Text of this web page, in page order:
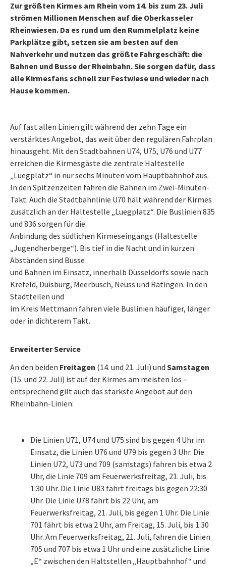
Zur größten Kirmes am Rhein vom 14. bis zum 23. Juli
strömen Millionen Menschen auf die Oberkasseler
Rheinwiesen. Da es rund um den Rummelplatz keine
Parkplätze gibt, setzen sie am besten auf den
Nahverkehr und nutzen das größte Fahrgeschäft: die
Bahnen und Busse der Rheinbahn. Sie sorgen dafür, dass
alle Kirmesfans schnell zur Festwiese und wieder nach
Hause kommen.
Auf fast allen Linien gilt während der zehn Tage ein
verstärktes Angebot, das weit über den regulären Fahrplan
hinausgeht. Mit den Stadtbahnen U74, U75, U76 und U77
erreichen die Kirmesgäste die zentrale Haltestelle
„Luegplatz“ in nur sechs Minuten vom Hauptbahnhof aus.
In den Spitzenzeiten fahren die Bahnen im Zwei-Minuten-
Takt. Auch die Stadtbahnlinie U70 hält während der Kirmes
zusätzlich an der Haltestelle „Luegplatz“. Die Buslinien 835
und 836 sorgen für die
Anbindung des südlichen Kirmeseingangs (Haltestelle
„Jugendherberge“). Bis tief in die Nacht und in kurzen
Abständen sind Busse
und Bahnen im Einsatz, innerhalb Düsseldorfs sowie nach
Krefeld, Duisburg, Meerbusch, Neuss und Ratingen. In den
Stadtteilen und
im Kreis Mettmann fahren viele Buslinien häufiger, länger
oder in dichterem Takt.
Erweiterter Service
An den beiden Freitagen (14. und 21. Juli) und Samstagen
(15. und 22. Juli) ist auf der Kirmes am meisten los –
entsprechend gilt auch das stärkste Angebot auf den
Rheinbahn-Linien:
Die Linien U71, U74 und U75 sind bis gegen 4 Uhr im
Einsatz, die Linien U76 und U79 bis gegen 3 Uhr. Die
Linien U72, U73 und 709 (samstags) fahren bis etwa 2
Uhr, die Linie 709 am Feuerwerksfreitag, 21. Juli, bis
1:30 Uhr. Die Linie U83 fährt freitags bis gegen 22:30
Uhr. Die Linie U78 fährt bis 22 Uhr, am
Feuerwerksfreitag, 21. Juli, bis gegen 1 Uhr. Die Linie
701 fährt bis etwa 2 Uhr, am Freitag, 15. Juli, bis 1:30
Uhr. Am Feuerwerksfreitag, 21. Juli, fahren die Linien
705 und 707 bis etwa 1 Uhr und eine zusätzliche Linie
„E“ zwischen den Haltstellen „Hauptbahnhof“ und